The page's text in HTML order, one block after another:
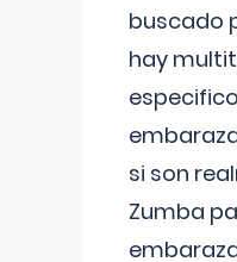
buscado
hay
si son
Zumba